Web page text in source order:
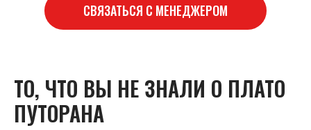
СВЯЗАТЬСЯ С МЕНЕДЖЕРОМ
ТО, ЧТО ВЫ НЕ ЗНАЛИ О ПЛАТО
ПУТОРАНА